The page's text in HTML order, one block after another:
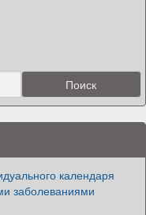
календаря
заболеваниями